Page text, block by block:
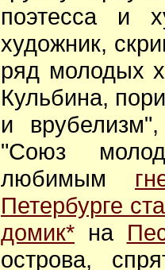
поэтесса и
художник,
ряд молодых
Кульбина,
и
"Союз
любимым
Петербурге
домик* на
острова,